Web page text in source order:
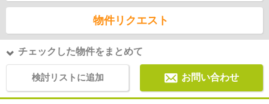
物件リクエスト
チェックした物件をまとめて
検討リストに追加 お問い合わせ